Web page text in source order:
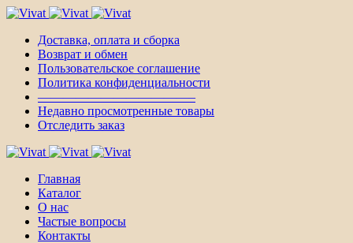
Доставка, оплата и сборка
Возврат и обмен
Пользовательское соглашение
Политика конфиденциальности
————————————–
Недавно просмотренные товары
Отследить заказ
Главная
Каталог
О нас
Частые вопросы
Контакты